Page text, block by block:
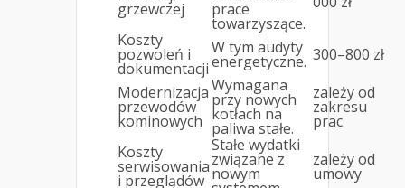
grzewczej prace
towarzyszące.
Koszty
pozwoleń i
dokumentacji
W tym audyty
energetyczne. 300–800 zł
Modernizacja
przewodów
kominowych
Wymagana
przy nowych
kotłach na
paliwa stałe.
zależy od
zakresu
prac
Koszty
serwisowania
i przeglądów
Stałe wydatki
związane z
nowym
zależy od
umowy